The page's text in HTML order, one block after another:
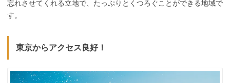
忘れさせてくれる立地で、たっぷりとくつろぐことができる地域で
す。
東京からアクセス良好！